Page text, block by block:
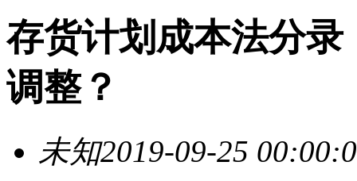
存货计划成本法分
调整？
未知2019-09-25